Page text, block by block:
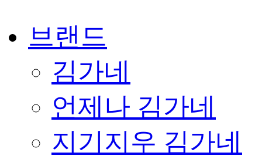
브랜드
김가네
언제나 김가네
지기지우 김가네